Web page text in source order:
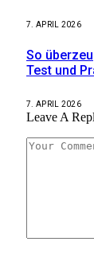
7. APRIL 2026
So
Test und
7. APRIL 2026
Leave A